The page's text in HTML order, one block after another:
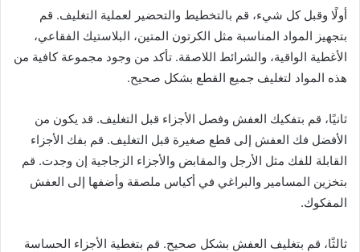
أولًا وقبل كل شيء، قم بالتخطيط والتحضير لعملية التغليف. قم
بتجهيز المواد المناسبة مثل الكرتون المتين، البلاستيك الفقاعي،
الأغطية الواقية، والشرائط اللاصقة. تأكد من وجود مجموعة كافية من
هذه المواد لتغليف جميع القطع بشكل صحيح.
ثانيًا، قم بتفكيك العفش وفصل الأجزاء قبل التغليف. قد يكون من
الأفضل فك العفش إلى قطع صغيرة قبل التغليف. قم بفك الأجزاء
القابلة للفك مثل الأرجل والمقابض والأجزاء الزجاجية إن وجدت. قم
بتخزين المسامير والبراغي في أكياس ملصقة وأضفها إلى العفش
المفكوك.
ثالثًا، قم بتغليف العفش بشكل صحيح. قم بتغطية الأجزاء الحساسة